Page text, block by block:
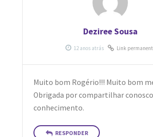
Deziree Sousa
Link
Muito bom Rogério!!! Muito bom
Obrigada por compartilhar conosco
conhecimento.
RESPONDER